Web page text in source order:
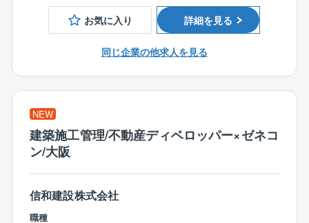
発注機関（官公庁・電力会社など）への営業活動
入札情報収集および応札対応
【働き方】
務制度あり
・年間休日126日。土日祝休み。
・転勤無し
・リモートワーク制度有り 週2回まで、利用可能で
す。
お気に入り 詳細を見る
同じ企業の他求人を見る
NEW
建築施工管理/不動産ディベロッパー×ゼネコ
ン/大阪
信和建設株式会社
職種